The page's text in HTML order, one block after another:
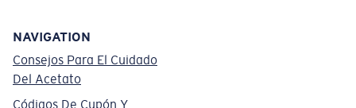
NAVIGATION
Consejos Para El Cuidado
Del Acetato
Códigos De Cupón Y